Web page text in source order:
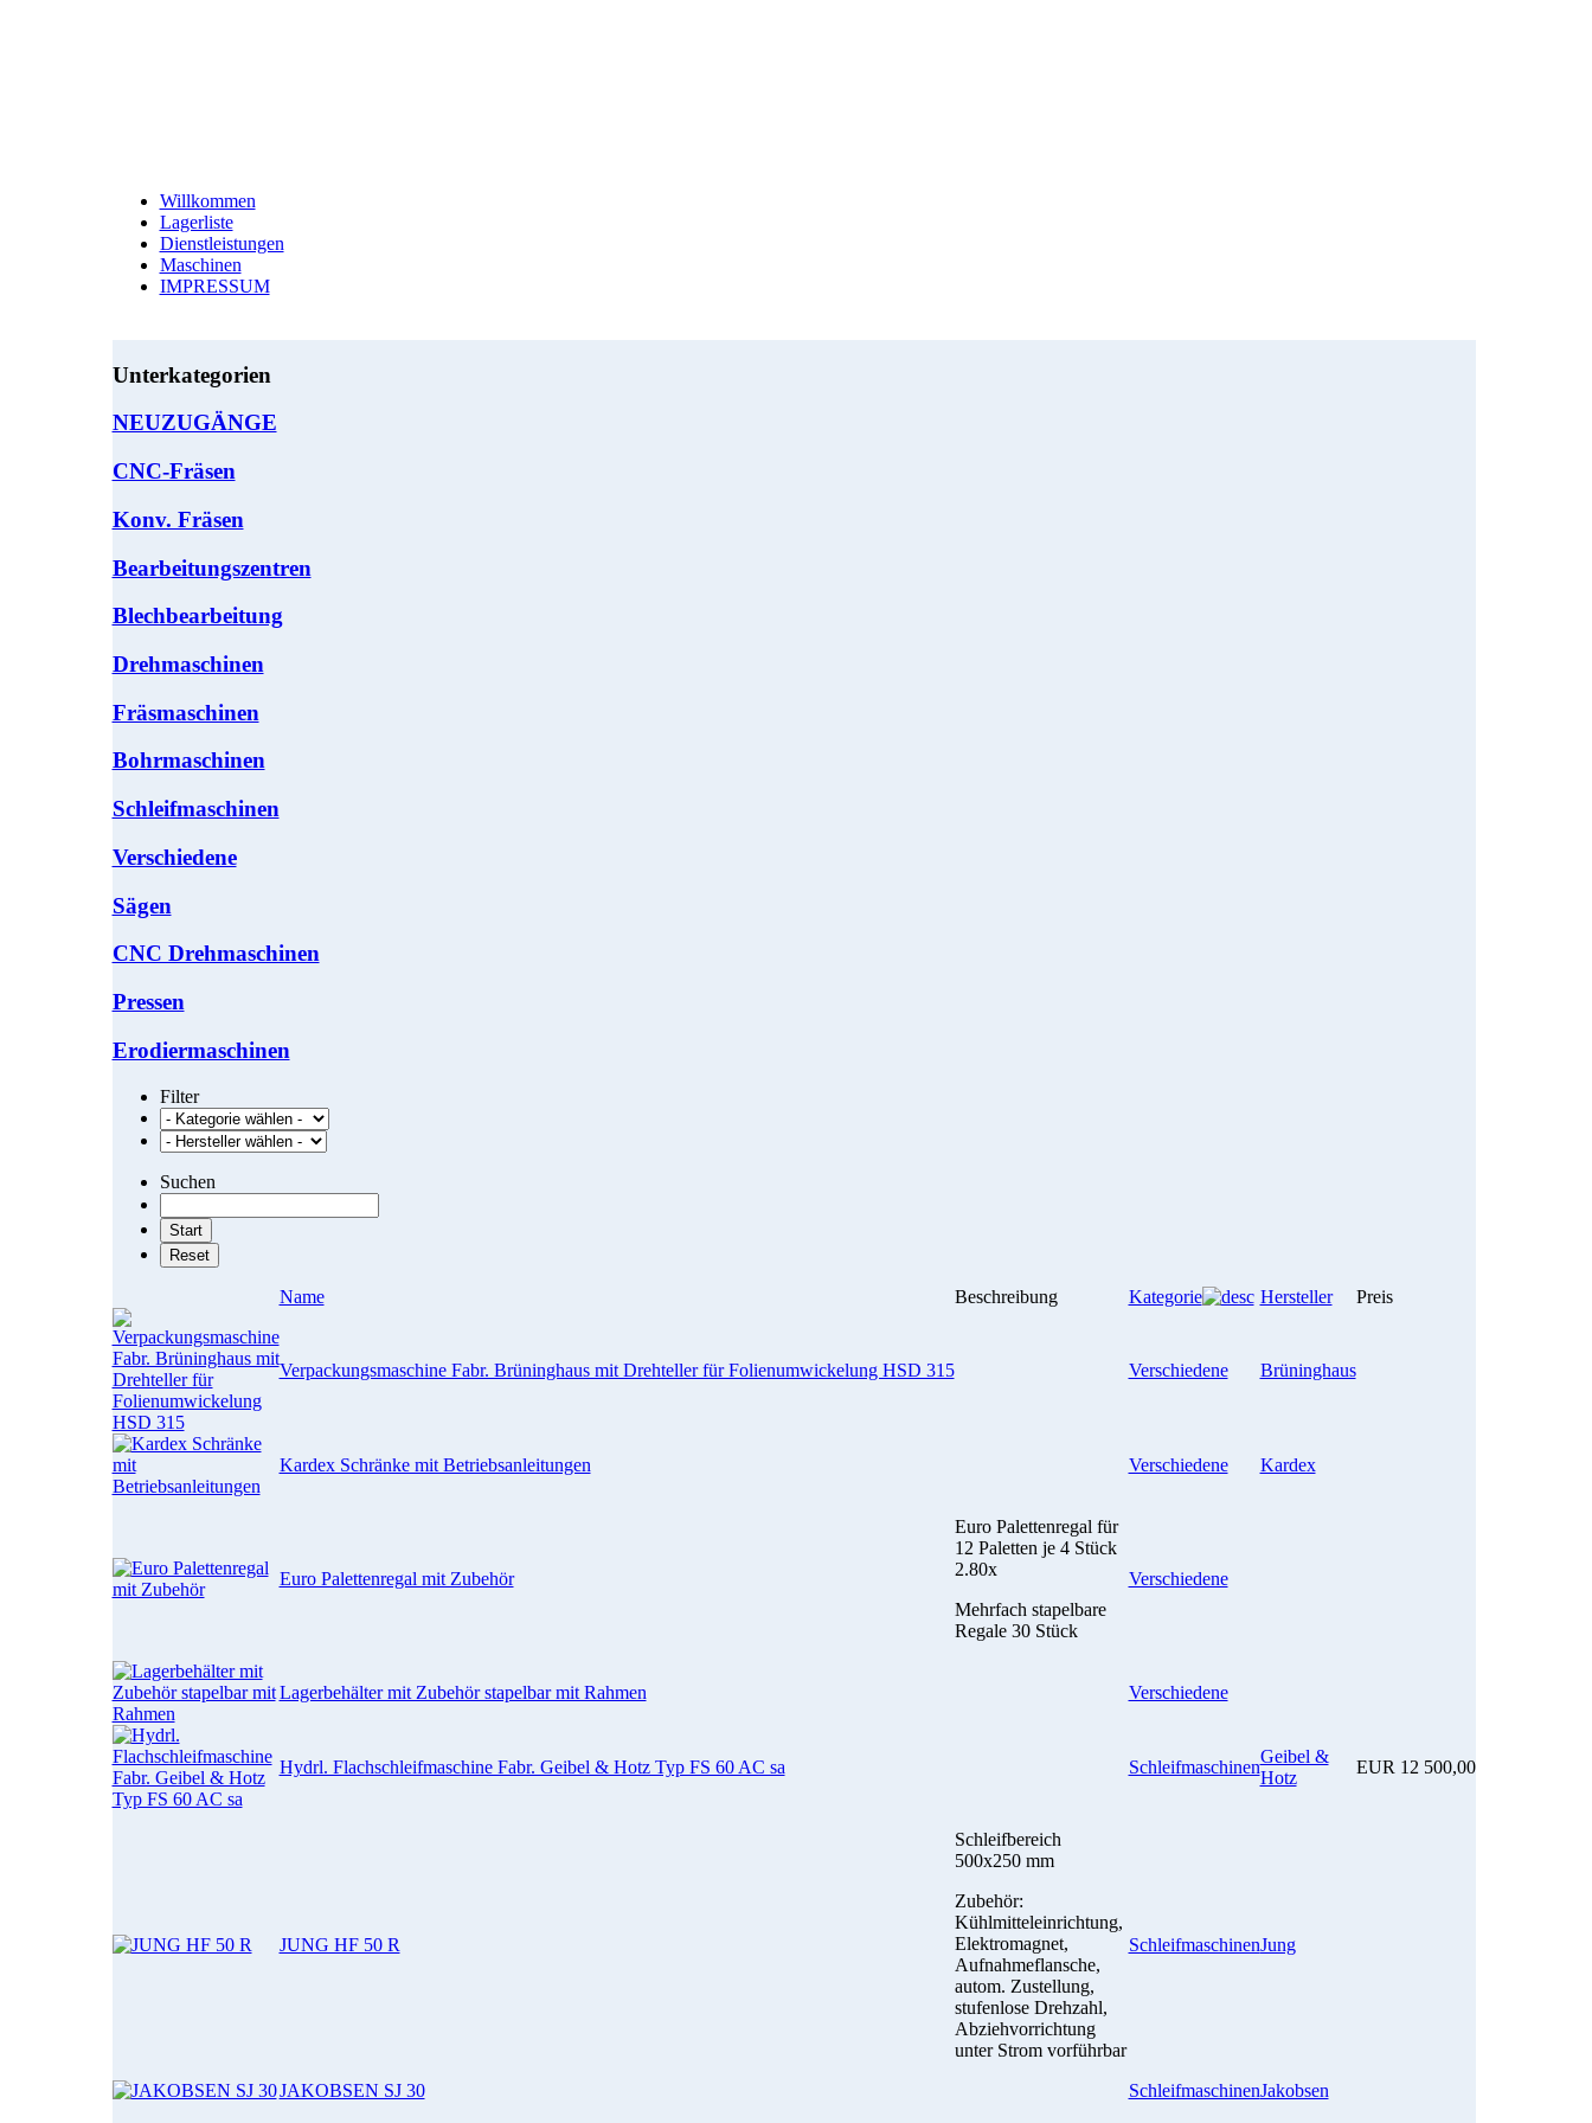
Willkommen
Lagerliste
Dienstleistungen
Maschinen
IMPRESSUM
Unterkategorien
NEUZUGÄNGE
CNC-Fräsen
Konv. Fräsen
Bearbeitungszentren
Blechbearbeitung
Drehmaschinen
Fräsmaschinen
Bohrmaschinen
Schleifmaschinen
Verschiedene
Sägen
CNC Drehmaschinen
Pressen
Erodiermaschinen
Filter
Suchen
Name Beschreibung Kategorie Hersteller Preis
Verpackungsmaschine Fabr. Brüninghaus mit Drehteller für Folienumwickelung HSD 315 Verschiedene Brüninghaus
Kardex Schränke mit Betriebsanleitungen Verschiedene Kardex
Euro Palettenregal mit Zubehör
Euro Palettenregal für
12 Paletten je 4 Stück
2.80x
Mehrfach stapelbare
Regale 30 Stück
Verschiedene
Lagerbehälter mit Zubehör stapelbar mit Rahmen Verschiedene
Hydrl. Flachschleifmaschine Fabr. Geibel & Hotz Typ FS 60 AC sa Schleifmaschinen
Geibel &
Hotz
EUR 12 500,00
JUNG HF 50 R
Schleifbereich
500x250 mm
Zubehör:
Kühlmitteleinrichtung,
Elektromagnet,
Aufnahmeflansche,
autom. Zustellung,
stufenlose Drehzahl,
Abziehvorrichtung
unter Strom vorführbar
SchleifmaschinenJung
JAKOBSEN SJ 30 SchleifmaschinenJakobsen